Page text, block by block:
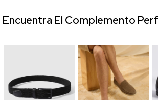
Encuentra El Complemento